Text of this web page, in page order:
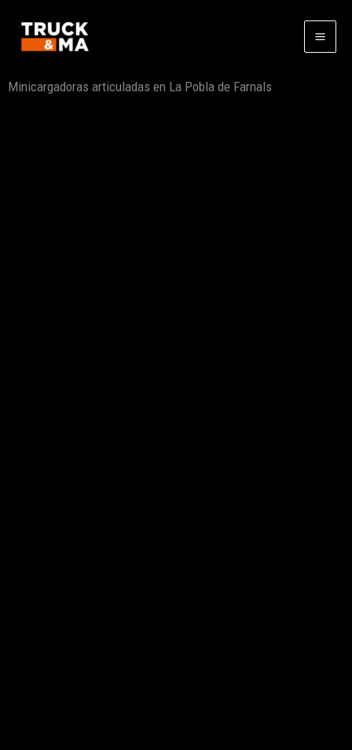
contenido
Minicargadoras articuladas en La Pobla de Farnals